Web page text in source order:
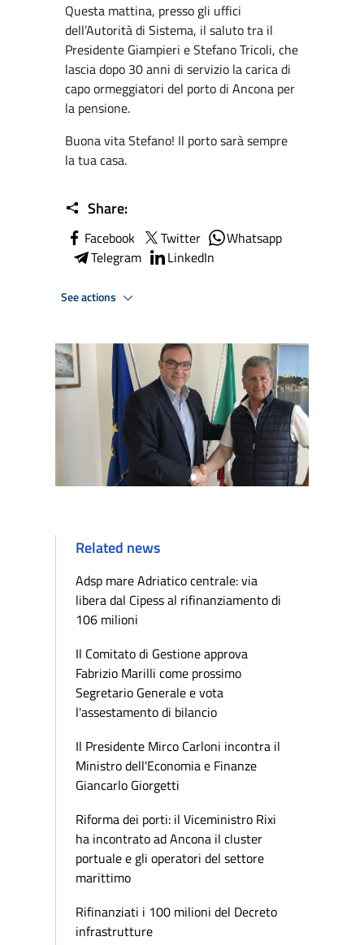
Questa mattina, presso gli uffici
dell’Autorità di Sistema, il saluto tra il
Presidente Giampieri e Stefano Tricoli, che
lascia dopo 30 anni di servizio la carica di
capo ormeggiatori del porto di Ancona per
la pensione.
Buona vita Stefano! Il porto sarà sempre
la tua casa.
Share:
Facebook Twitter
Whatsapp
Telegram
LinkedIn
See actions
Related news
Adsp mare Adriatico centrale: via
libera dal Cipess al rifinanziamento di
106 milioni
Il Comitato di Gestione approva
Fabrizio Marilli come prossimo
Segretario Generale e vota
l'assestamento di bilancio
Il Presidente Mirco Carloni incontra il
Ministro dell'Economia e Finanze
Giancarlo Giorgetti
Riforma dei porti: il Viceministro Rixi
ha incontrato ad Ancona il cluster
portuale e gli operatori del settore
marittimo
Rifinanziati i 100 milioni del Decreto
infrastrutture